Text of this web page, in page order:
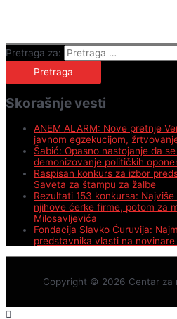
Pretraga za:
Skorašnje vesti
ANEM ALARM: Nove pretnje
javnom egzekucijom,
Šabić: Opasno nastojanje da
demonizovanje političkih
Raspisan konkurs za izbor
Saveta za štampu za žalbe
Rezultati 153 konkursa:
njihove ćerke firme, potom za
Milosavljevića
Fondacija Slavko Ćuruvija:
predstavnika vlasti na
Copyright © 2026 Centar za